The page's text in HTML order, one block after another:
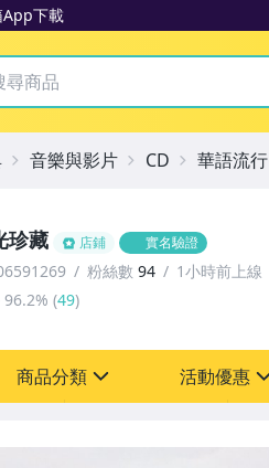
App下載
拍賣
珍藏 店鋪 實名驗證
粉絲數 94
1小時前上線
96.2% (49)
商品分類 活動優惠
音樂與影片 CD 華語流行